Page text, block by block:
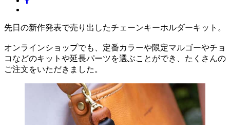
先日の新作発表で売り出したチェーンキーホルダーキット。
オンラインショップでも、定番カラーや限定マルゴーやチョ
コなどのキットや延長パーツを選ぶことができ、たくさんの
ご注文をいただきました。